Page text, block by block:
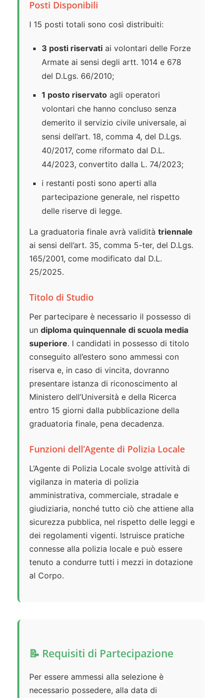
Posti Disponibili
I 15 posti totali sono così distribuiti:
3 posti riservati ai volontari delle Forze
Armate ai sensi degli artt. 1014 e 678
del D.Lgs. 66/2010;
1 posto riservato agli operatori
volontari che hanno concluso senza
demerito il servizio civile universale, ai
sensi dell’art. 18, comma 4, del D.Lgs.
40/2017, come riformato dal D.L.
44/2023, convertito dalla L. 74/2023;
i restanti posti sono aperti alla
partecipazione generale, nel rispetto
delle riserve di legge.
La graduatoria finale avrà validità triennale
ai sensi dell’art. 35, comma 5-ter, del D.Lgs.
165/2001, come modificato dal D.L.
25/2025.
Titolo di Studio
Per partecipare è necessario il possesso di
un diploma quinquennale di scuola media
superiore. I candidati in possesso di titolo
conseguito all’estero sono ammessi con
riserva e, in caso di vincita, dovranno
presentare istanza di riconoscimento al
Ministero dell’Università e della Ricerca
entro 15 giorni dalla pubblicazione della
graduatoria finale, pena decadenza.
Funzioni dell’Agente di Polizia Locale
L’Agente di Polizia Locale svolge attività di
vigilanza in materia di polizia
amministrativa, commerciale, stradale e
giudiziaria, nonché tutto ciò che attiene alla
sicurezza pubblica, nel rispetto delle leggi e
dei regolamenti vigenti. Istruisce pratiche
connesse alla polizia locale e può essere
tenuto a condurre tutti i mezzi in dotazione
al Corpo.
📝 Requisiti di Partecipazione
Per essere ammessi alla selezione è
necessario possedere, alla data di